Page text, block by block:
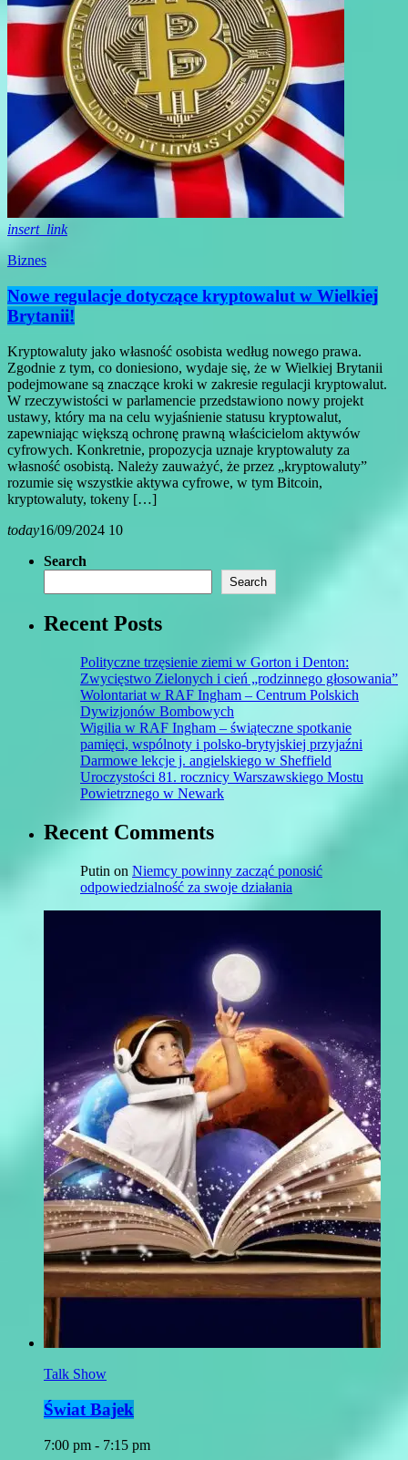
insert_link
Biznes
Nowe regulacje dotyczące kryptowalut w Wielkiej
Brytanii!
Kryptowaluty jako własność osobista według nowego prawa.
Zgodnie z tym, co doniesiono, wydaje się, że w Wielkiej Brytanii
podejmowane są znaczące kroki w zakresie regulacji kryptowalut.
W rzeczywistości w parlamencie przedstawiono nowy projekt
ustawy, który ma na celu wyjaśnienie statusu kryptowalut,
zapewniając większą ochronę prawną właścicielom aktywów
cyfrowych. Konkretnie, propozycja uznaje kryptowaluty za
własność osobistą. Należy zauważyć, że przez „kryptowaluty”
rozumie się wszystkie aktywa cyfrowe, w tym Bitcoin,
kryptowaluty, tokeny […]
today16/09/2024 10
Search
Search
Recent Posts
Polityczne trzęsienie ziemi w Gorton i Denton:
Zwycięstwo Zielonych i cień „rodzinnego głosowania”
Wolontariat w RAF Ingham – Centrum Polskich
Dywizjonów Bombowych
Wigilia w RAF Ingham – świąteczne spotkanie
pamięci, wspólnoty i polsko-brytyjskiej przyjaźni
Darmowe lekcje j. angielskiego w Sheffield
Uroczystości 81. rocznicy Warszawskiego Mostu
Powietrznego w Newark
Recent Comments
Putin on Niemcy powinny zacząć ponosić
odpowiedzialność za swoje działania
Talk Show
Świat Bajek
7:00 pm - 7:15 pm